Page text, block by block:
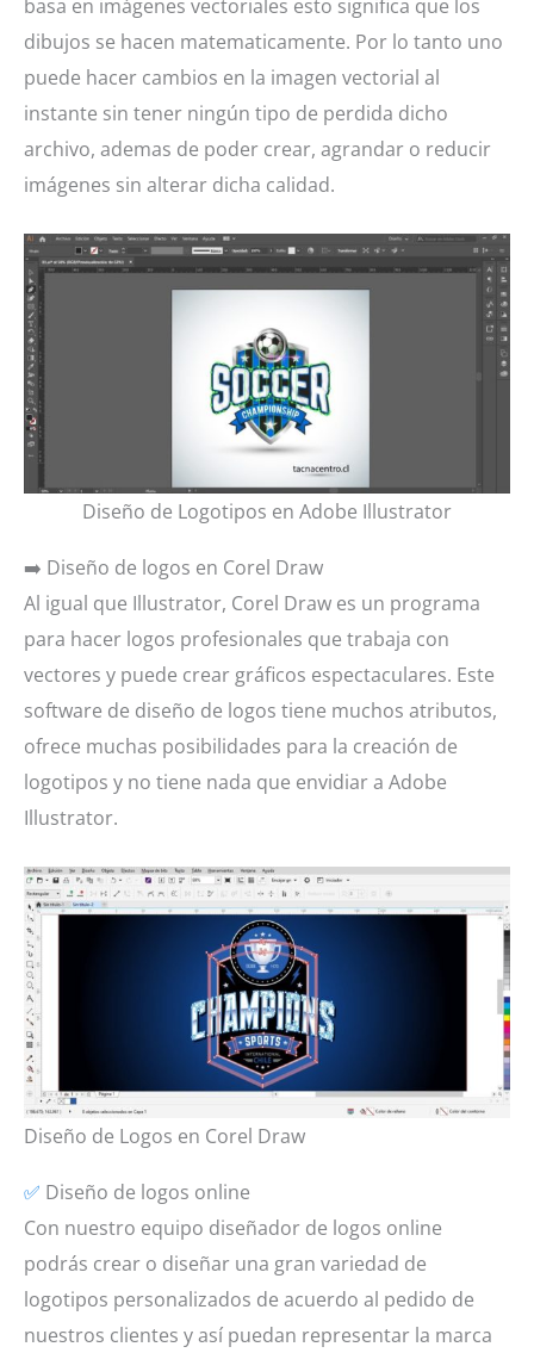
dibujos se hacen matematicamente. Por lo tanto uno
puede hacer cambios en la imagen vectorial al
instante sin tener ningún tipo de perdida dicho
archivo, ademas de poder crear, agrandar o reducir
imágenes sin alterar dicha calidad.
Diseño de Logotipos en Adobe Illustrator
➡️ Diseño de logos en Corel Draw
Al igual que Illustrator, Corel Draw es un programa
para hacer logos profesionales que trabaja con
vectores y puede crear gráficos espectaculares. Este
software de diseño de logos tiene muchos atributos,
ofrece muchas posibilidades para la creación de
logotipos y no tiene nada que envidiar a Adobe
Illustrator.
Diseño de Logos en Corel Draw
✅ Diseño de logos online
Con nuestro equipo diseñador de logos online
podrás crear o diseñar una gran variedad de
logotipos personalizados de acuerdo al pedido de
nuestros clientes y así puedan representar la marca